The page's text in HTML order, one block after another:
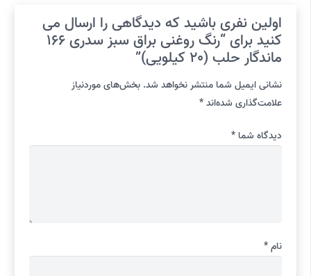
اولین نفری باشید که دیدگاهی را ارسال می
کنید برای “رنگ روغنی براق سبز سدری 166
ماندگار حلب (20 کیلویی)”
نشانی ایمیل شما منتشر نخواهد شد. بخش‌های موردنیاز
علامت‌گذاری شده‌اند*
دیدگاه شما *
نام*